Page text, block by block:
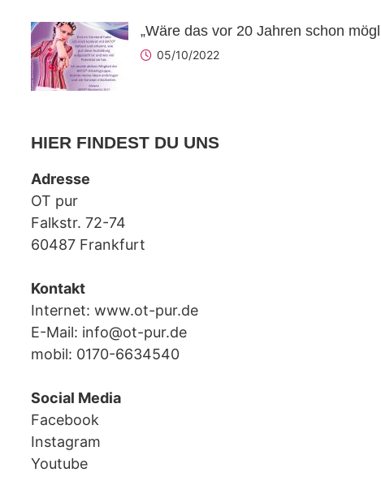
„Wäre das vor 20 Jahren schon
05/10/2022
HIER FINDEST DU UNS
Adresse
OT pur
Falkstr. 72-74
60487 Frankfurt
Kontakt
Internet:www.ot-pur.de
E-Mail: info@ot-pur.de
mobil: 0170-6634540
Social Media
Facebook
Instagram
Youtube